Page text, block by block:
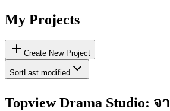
My Projects
Create New Project
Sort Last modified
Topview Drama Studio: จ